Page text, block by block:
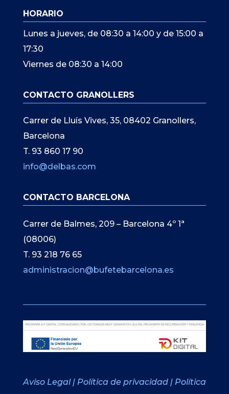
HORARIO
Lunes a jueves, de 08:30 a 14:00 y de 15:00 a
17:30
Viernes de 08:30 a 14:00
CONTACTO GRANOLLERS
Carrer de Lluís Vives, 35, 08402 Granollers,
Barcelona
T. 93 860 17 90
info@delbas.com
CONTACTO BARCELONA
Carrer de Balmes, 209 – Barcelona 4º 1ª
(08006)
T. 93 218 76 65
administracion@bufetebarcelona.es
Aviso Legal | Política de privacidad | Política